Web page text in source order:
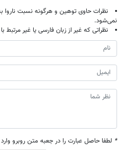
نظرات حاوی توهین و هرگونه نسبت
نمی‌شود.
نظراتی که غیر از زبان فارسی یا غیر
* لطفا حاصل عبارت را در جعبه متن روبرو